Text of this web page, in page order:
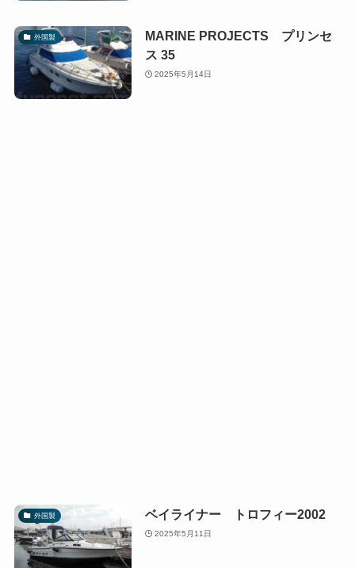
外国製
MARINE PROJECTS プリンセ
ス 35
2025年5月14日
外国製 ベイライナー トロフィー2002
2025年5月11日